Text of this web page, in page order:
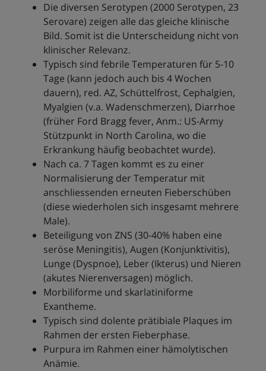
Die diversen Serotypen (2000 Serotypen, 23
Serovare) zeigen alle das gleiche klinische
Bild. Somit ist die Unterscheidung nicht von
klinischer Relevanz.
Typisch sind febrile Temperaturen für 5-10
Tage (kann jedoch auch bis 4 Wochen
dauern), red. AZ, Schüttelfrost, Cephalgien,
Myalgien (v.a. Wadenschmerzen), Diarrhoe
(früher Ford Bragg fever, Anm.: US-Army
Stützpunkt in North Carolina, wo die
Erkrankung häufig beobachtet wurde).
Nach ca. 7 Tagen kommt es zu einer
Normalisierung der Temperatur mit
anschliessenden erneuten Fieberschüben
(diese wiederholen sich insgesamt mehrere
Male).
Beteiligung von ZNS (30-40% haben eine
seröse Meningitis), Augen (Konjunktivitis),
Lunge (Dyspnoe), Leber (Ikterus) und Nieren
(akutes Nierenversagen) möglich.
Morbiliforme und skarlatiniforme
Exantheme.
Typisch sind dolente prätibiale Plaques im
Rahmen der ersten Fieberphase.
Purpura im Rahmen einer hämolytischen
Anämie.